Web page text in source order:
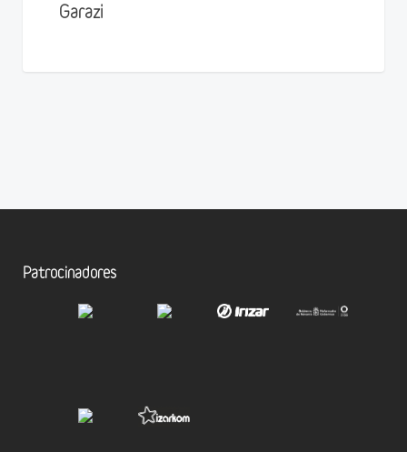
Garazi
Patrocinadores